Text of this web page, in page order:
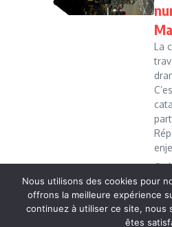
La
Nous utilisons des cookies pour
offrons la meilleure expérience
continuez à utiliser ce site, nous
êtes